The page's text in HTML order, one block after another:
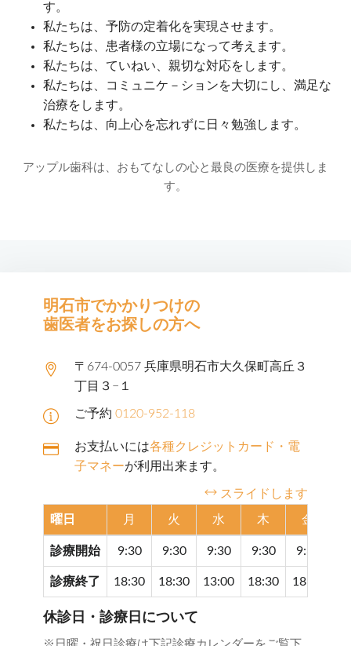
す。
私たちは、予防の定着化を実現させます。
私たちは、患者様の立場になって考えます。
私たちは、ていねい、親切な対応をします。
私たちは、コミュニケ－ションを大切にし、満足な
治療をします。
私たちは、向上心を忘れずに日々勉強します。
アップル歯科は、おもてなしの心と最良の医療を提供しま
す。
明石市でかかりつけの
歯医者をお探しの方へ
〒674-0057 兵庫県明石市大久保町高丘３
丁目３−１
ご予約 0120-952-118
お支払いには各種クレジットカード・電
子マネーが利用出来ます。
スライドします
曜日 月 火 水 木 金
診療開始 9:30 9:30 9:30 9:30 9:30
診療終了 18:30 18:30 13:00 18:30 18:30
休診日・診療日について